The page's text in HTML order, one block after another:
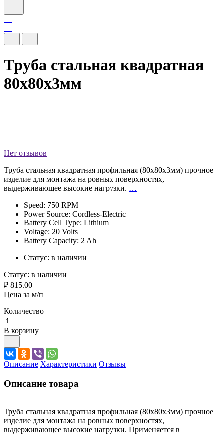
Труба стальная квадратная
80х80х3мм
Нет отзывов
Труба стальная квадратная профильная (80х80х3мм) прочное
изделие для монтажа на ровных поверхностях,
выдерживающее высокие нагрузки. …
Speed: 750 RPM
Power Source: Cordless-Electric
Battery Cell Type: Lithium
Voltage: 20 Volts
Battery Capacity: 2 Ah
Статус: в наличии
Статус: в наличии
₽ 815.00
Цена за м/п
Количество
В корзину
Описание Характеристики Отзывы
Описание товара
Труба стальная квадратная профильная (80х80х3мм) прочное
изделие для монтажа на ровных поверхностях,
выдерживающее высокие нагрузки. Применяется в